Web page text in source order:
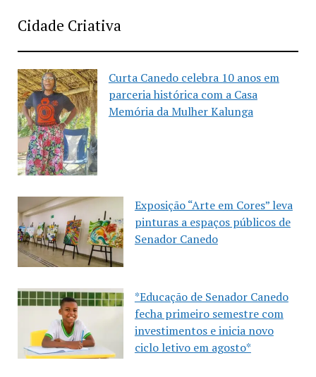
Cidade Criativa
Curta Canedo celebra 10 anos em
parceria histórica com a Casa
Memória da Mulher Kalunga
Exposição “Arte em Cores” leva
pinturas a espaços públicos de
Senador Canedo
*Educação de Senador Canedo
fecha primeiro semestre com
investimentos e inicia novo
ciclo letivo em agosto*